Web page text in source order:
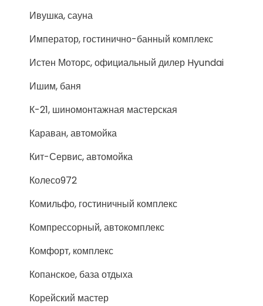
Ивушка, сауна
Император, гостинично-банный комплекс
Истен Моторс, официальный дилер Hyundai
Ишим, баня
К-21, шиномонтажная мастерская
Караван, автомойка
Кит-Сервис, автомойка
Колесо972
Комильфо, гостиничный комплекс
Компрессорный, автокомплекс
Комфорт, комплекс
Копанское, база отдыха
Корейский мастер